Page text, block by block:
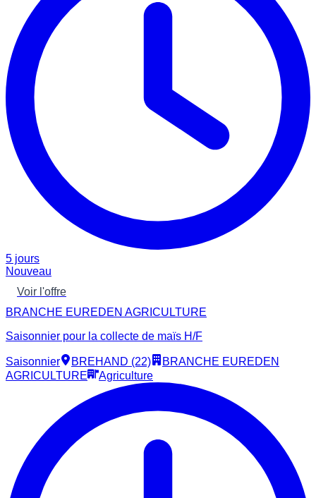
5 jours
Nouveau
Voir l'offre
BRANCHE EUREDEN AGRICULTURE
Saisonnier pour la collecte de maïs H/F
Saisonnier BREHAND (22)
BRANCHE EUREDEN
AGRICULTURE
Agriculture